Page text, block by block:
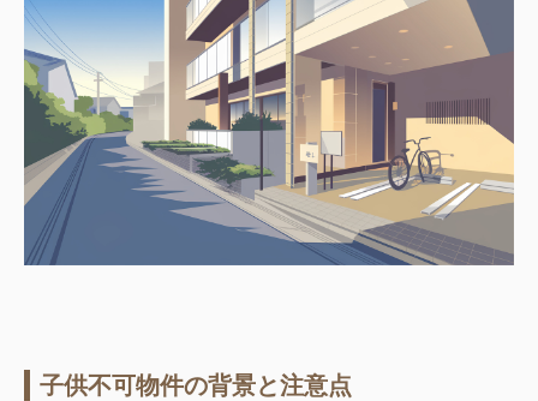
子供不可物件の背景と注意点